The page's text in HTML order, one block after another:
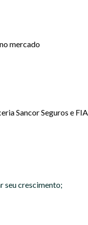
mercado
Sancor Seguros e
seu crescimento;